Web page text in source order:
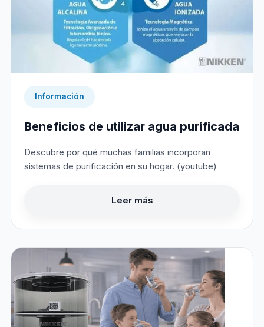
Información
Beneficios de utilizar agua purificada
Descubre por qué muchas familias incorporan
sistemas de purificación en su hogar. (youtube)
Leer más